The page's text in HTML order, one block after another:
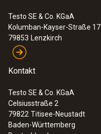
Testo SE & Co. KGaA
Kolumban-Kayser-Straße 17
79853 Lenzkirch
Kontakt
Testo SE & Co. KGaA
Celsiusstraße 2
79822 Titisee-Neustadt
Baden-Württemberg